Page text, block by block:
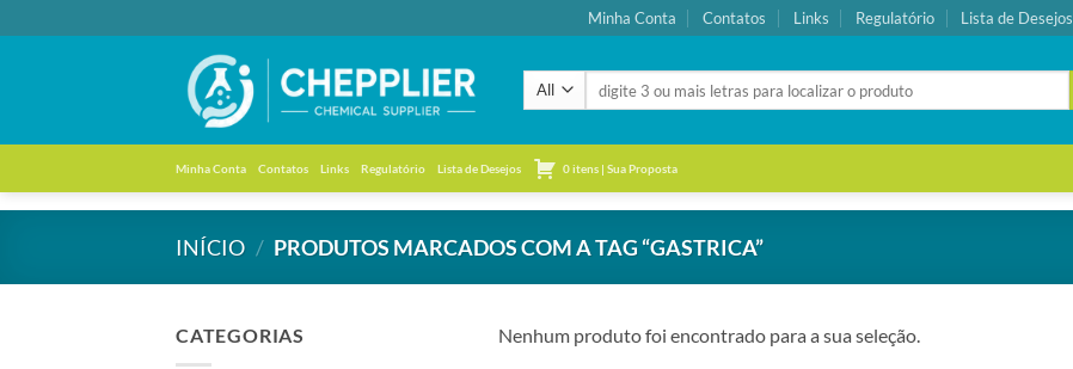
to
Minha Conta Contatos Links Regulatório Lista de Desejos
por:
Minha Conta Contatos Links Regulatório Lista de Desejos 0 itens | Sua Proposta
INÍCIO / PRODUTOS MARCADOS COM A TAG “GASTRICA”
CATEGORIAS Nenhum produto foi encontrado para a sua seleção.